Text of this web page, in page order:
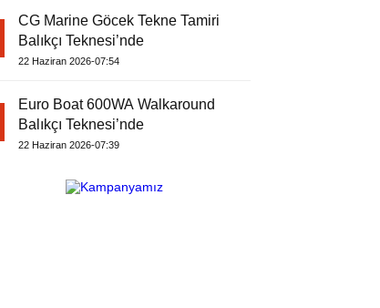
CG Marine Göcek Tekne Tamiri
Balıkçı Teknesi’nde
22 Haziran 2026-07:54
Euro Boat 600WA Walkaround
Balıkçı Teknesi’nde
22 Haziran 2026-07:39